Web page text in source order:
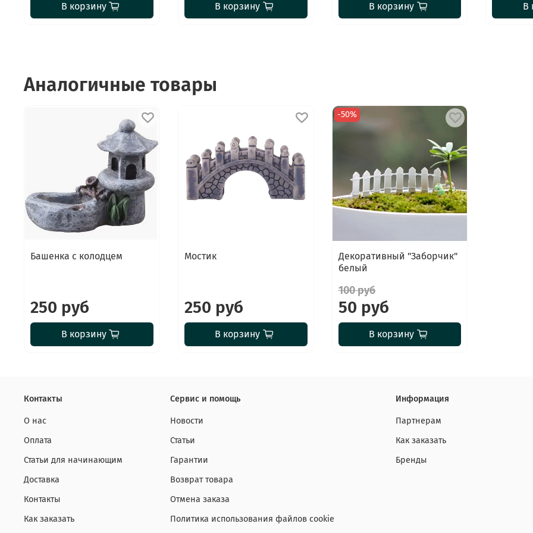
В корзину В корзину В корзину В
Аналогичные товары
Башенка с колодцем
250 руб
В корзину
Мостик
250 руб
В корзину
-50%
Декоративный "Заборчик"
белый
100 руб
50 руб
В корзину
Контакты
О нас
Оплата
Статьи для начинающим
Доставка
Контакты
Как заказать
Сервис и помощь
Новости
Статьи
Гарантии
Возврат товара
Отмена заказа
Политика использования файлов cookie
Информация
Партнерам
Как заказать
Бренды